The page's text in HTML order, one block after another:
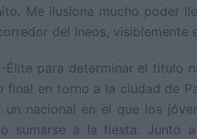
Me ilusiona mucho poder
del Ineos,
para determinar el título
en torno a la ciudad de
nacional en el que los
sumarse a la fiesta. Junto